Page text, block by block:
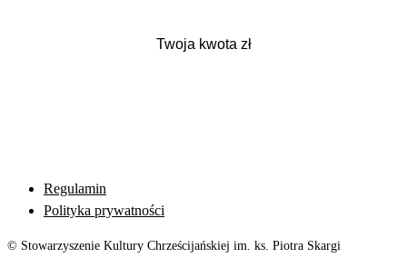
Regulamin
Polityka prywatności
© Stowarzyszenie Kultury Chrześcijańskiej im. ks. Piotra Skargi